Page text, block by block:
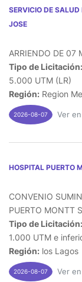
SERVICIO DE
JOSE
ARRIENDO DE 07
Tipo de Licitación:
5.000 UTM (LR)
Región: Region
2026-08-07 Ver
HOSPITAL PUERTO
CONVENIO
PUERTO MONTT
Tipo de Licitación:
1.000 UTM e
Región: los Lagos
2026-08-07 Ver